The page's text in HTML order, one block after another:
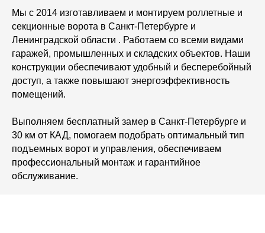
Мы с 2014 изготавливаем и монтируем роллетные и
секционные ворота в Санкт‑Петербурге и
Ленинградской области . Работаем со всеми видами
гаражей, промышленных и складских объектов. Наши
конструкции обеспечивают удобный и бесперебойный
доступ, а также повышают энергоэффективность
помещений.
Выполняем бесплатный замер в Санкт-Петербурге и
30 км от КАД, помогаем подобрать оптимальный тип
подъемных ворот и управления, обеспечиваем
профессиональный монтаж и гарантийное
обслуживание.